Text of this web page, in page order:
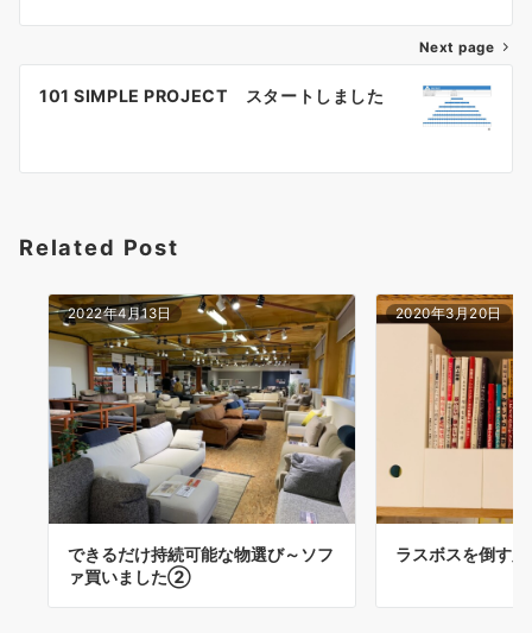
ゲ
シ
ン
Next page
101 SIMPLE PROJECT スタートしました
Related Post
2022年4月13日
できるだけ持続可能な物選び～ソフ
ァ買いました②
2020年3月20日
ラスボスを倒す